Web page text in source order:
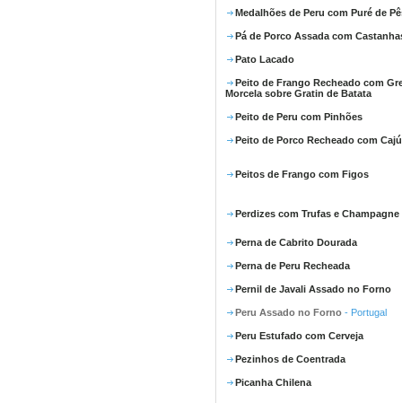
Medalhões de Peru com Puré de
Pá de Porco Assada com
Pato Lacado
Peito de Frango Recheado com
Morcela sobre Gratin de Batata
Peito de Peru com Pinhões
Peito de Porco Recheado com
Peitos de Frango com Figos
Perdizes com Trufas e Champagne
Perna de Cabrito Dourada
Perna de Peru Recheada
Pernil de Javali Assado no Forno
Peru Assado no Forno - Portugal
Peru Estufado com Cerveja
Pezinhos de Coentrada
Picanha Chilena